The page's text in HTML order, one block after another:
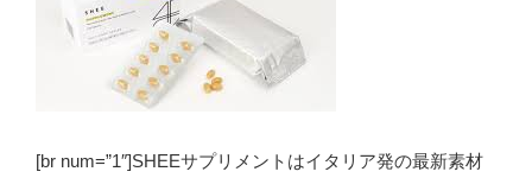
[br num=”1″]SHEEサプリメントはイタリア発の最新素材